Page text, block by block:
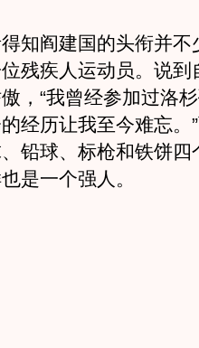
阎建国的头衔并不
残疾人运动员。说到
，“我曾经参加过洛
经历让我至今难忘。
铅球、标枪和铁饼四
是一个强人。